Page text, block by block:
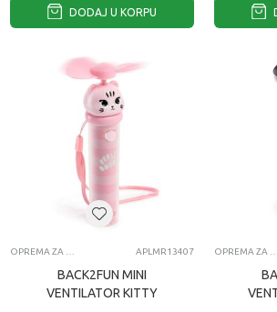
DODAJ U KORPU
APLMR13407
BACK2FUN MINI
VENTILATOR KITTY